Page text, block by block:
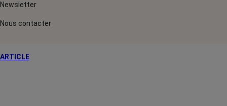
Newsletter
Nous contacter
ARTICLE